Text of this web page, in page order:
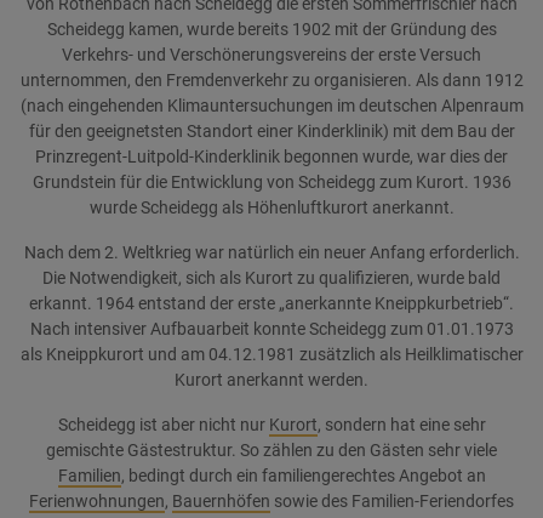
von Röthenbach nach Scheidegg die ersten Sommerfrischler nach
Scheidegg kamen, wurde bereits 1902 mit der Gründung des
Verkehrs- und Verschönerungsvereins der erste Versuch
unternommen, den Fremdenverkehr zu organisieren. Als dann 1912
(nach eingehenden Klimauntersuchungen im deutschen Alpenraum
für den geeignetsten Standort einer Kinderklinik) mit dem Bau der
Prinzregent-Luitpold-Kinderklinik begonnen wurde, war dies der
Grundstein für die Entwicklung von Scheidegg zum Kurort. 1936
wurde Scheidegg als Höhenluftkurort anerkannt.
Nach dem 2. Weltkrieg war natürlich ein neuer Anfang erforderlich.
Die Notwendigkeit, sich als Kurort zu qualifizieren, wurde bald
erkannt. 1964 entstand der erste „anerkannte Kneippkurbetrieb“.
Nach intensiver Aufbauarbeit konnte Scheidegg zum 01.01.1973
als Kneippkurort und am 04.12.1981 zusätzlich als Heilklimatischer
Kurort anerkannt werden.
Scheidegg ist aber nicht nur Kurort, sondern hat eine sehr
gemischte Gästestruktur. So zählen zu den Gästen sehr viele
Familien, bedingt durch ein familiengerechtes Angebot an
Ferienwohnungen, Bauernhöfen sowie des Familien-Feriendorfes